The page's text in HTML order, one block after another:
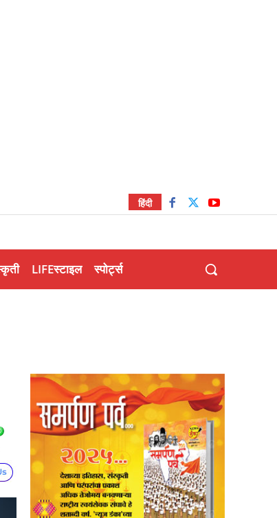
हिंदी
LIFEस्टाइल स्पोर्ट्स